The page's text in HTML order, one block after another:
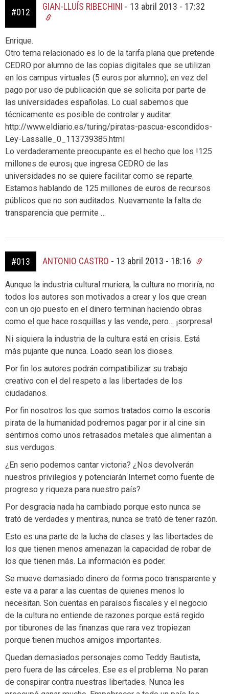
#012
GIAN-LLUÍS RIBECHINI - 13 abril 2013 - 17:32
Enrique.
Otro tema relacionado es lo de la tarifa plana que pretende
CEDRO por alumno de las copias digitales que se utilizan
en los campus virtuales (5 euros por alumno); en vez del
pago por uso de publicación que se solicita por parte de
las universidades españolas. Lo cual sabemos que
técnicamente es posible de controlar y auditar.
http://www.eldiario.es/turing/piratas-pascua-escondidos-
Ley-Lassalle_0_113739385.html
Lo verdaderamente preocupante es el hecho que los !125
millones de euros¡ que ingresa CEDRO de las
universidades no se quiere facilitar como se reparte.
Estamos hablando de 125 millones de euros de recursos
públicos que no son auditados. Nuevamente la falta de
transparencia que permite …
#013 ANTONIO CASTRO - 13 abril 2013 - 18:16
Aunque la industria cultural muriera, la cultura no moriría, no
todos los autores son motivados a crear y los que crean
con un ojo puesto en el dinero terminan haciendo obras
como el que hace rosquillas y las vende, pero… ¡sorpresa!
Ni siquiera la industria de la cultura está en crisis. Está
más pujante que nunca. Loado sean los dioses.
Por fin los autores podrán compatibilizar su trabajo
creativo con el del respeto a las libertades de los
ciudadanos.
Por fin nosotros los que somos tratados como la escoria
pirata de la humanidad podremos pagar por ir al cine sin
sentirnos como unos retrasados metales que alimentan a
sus verdugos.
¿En serio podemos cantar victoria? ¿Nos devolverán
nuestros privilegios y potenciarán Internet como fuente de
progreso y riqueza para nuestro país?
Por desgracia nada ha cambiado porque esto nunca se
trató de verdades y mentiras, nunca se trató de tener razón.
Esto es una parte de la lucha de clases y las libertades de
los que tienen menos amenazan la capacidad de robar de
los que tienen más. La información es poder.
Se mueve demasiado dinero de forma poco transparente y
este va a parar a las cuentas de quienes menos lo
necesitan. Son cuentas en paraísos fiscales y el negocio
de la cultura no entiende de razones porque está regido
por tiburones de las finanzas que rara vez tropiezan
porque tienen muchos amigos importantes.
Quedan demasiados personajes como Teddy Bautista,
pero fuera de las cárceles. Ese es el problema. No paran
de conspirar contra nuestras libertades. Nunca les